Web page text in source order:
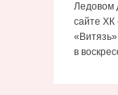
Ледовом
сайте ХК
в